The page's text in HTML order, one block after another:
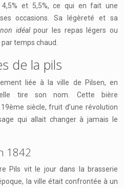
et 5,5%, ce qui en fait une
occasions. Sa légèreté et sa
idéalpour les repas légers ou
temps chaud.
de la pils
liée à la ville de Pilsen, en
elle tire son nom. Cette bière
siècle, fruit d’une révolution
qui allait changer à jamais le
1842
Pils vit le jour dans la brasserie
la ville était confrontée à un